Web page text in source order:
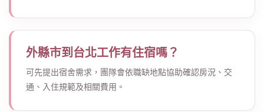
外縣市到台北工作有住宿嗎？
可先提出宿舍需求，團隊會依職缺地點協助確認房況、交
通、入住規範及相關費用。